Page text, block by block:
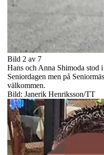
Bild 2 av 7
Hans och Anna Shimoda stod
Seniordagen men på
välkommen.
Bild: Janerik Henriksson/TT